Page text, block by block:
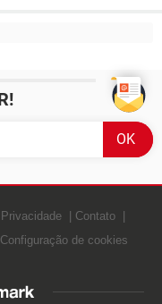
Contato
Configuração de cookies